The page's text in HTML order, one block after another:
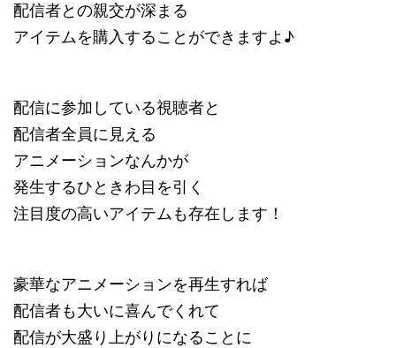
配信者との親交が深まる
アイテムを購入することができますよ♪
配信に参加している視聴者と
配信者全員に見える
アニメーションなんかが
発生するひときわ目を引く
注目度の高いアイテムも存在します！
豪華なアニメーションを再生すれば
配信者も大いに喜んでくれて
配信が大盛り上がりになることに